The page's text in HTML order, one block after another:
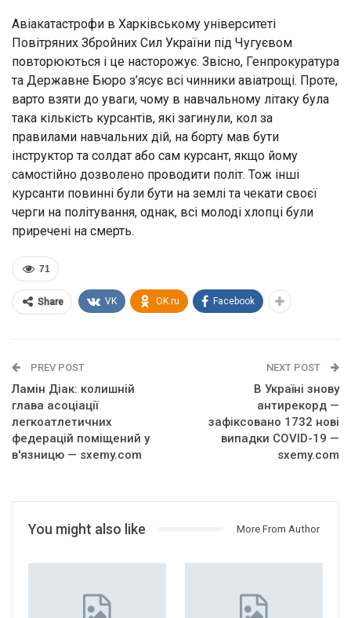
Авіакатастрофи в Харківському університеті
Повітряних Збройних Сил України під Чугуєвом
повторюються і це насторожує. Звісно, Генпрокуратура
та Державне Бюро з’ясує всі чинники авіатрощі. Проте,
варто взяти до уваги, чому в навчальному літаку була
така кількість курсантів, які загинули, кол за
правилами навчальних дій, на борту мав бути
інструктор та солдат або сам курсант, якщо йому
самостійно дозволено проводити політ. Тож інші
курсанти повинні були бути на землі та чекати своєї
черги на політування, однак, всі молоді хлопці були
приречені на смерть.
71
Share VK OK.ru Facebook
PREV POST
Ламін Діак: колишній
глава асоціації
легкоатлетичних
федерацій поміщений у
в'язницю — sxemy.com
NEXT POST
В Україні знову
антирекорд —
зафіксовано 1732 нові
випадки COVID-19 —
sxemy.com
You might also like More From Author